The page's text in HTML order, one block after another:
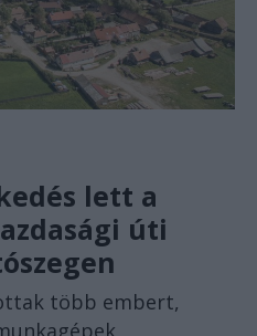
lett a
úti
több embert,